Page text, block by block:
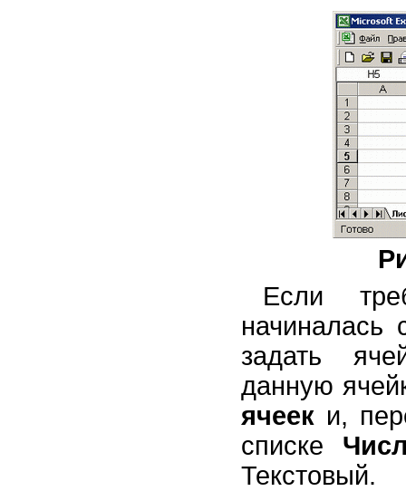
Если
задать
данную
ячеек и,
списке
Текстовый.